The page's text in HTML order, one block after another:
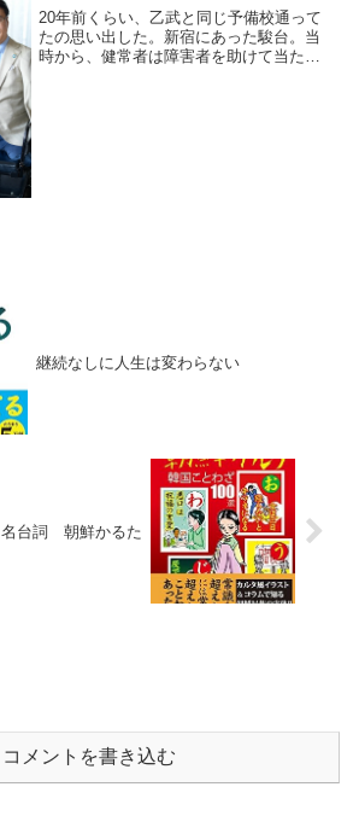
20年前くらい、乙武と同じ予備校通って
たの思い出した。新宿にあった駿台。当
時から、健常者は障害者を助けて当たり
継続なしに人生は変わらない
名台詞 朝鮮かるた
コメントを書き込む